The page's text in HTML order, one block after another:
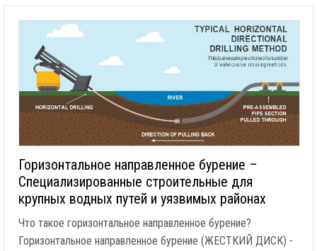
Горизонтальное направленное бурение –
Специализированные строительные для
крупных водных путей и уязвимых районах
Что такое горизонтальное направленное бурение?
Горизонтальное направленное бурение (ЖЕСТКИЙ ДИСК) -